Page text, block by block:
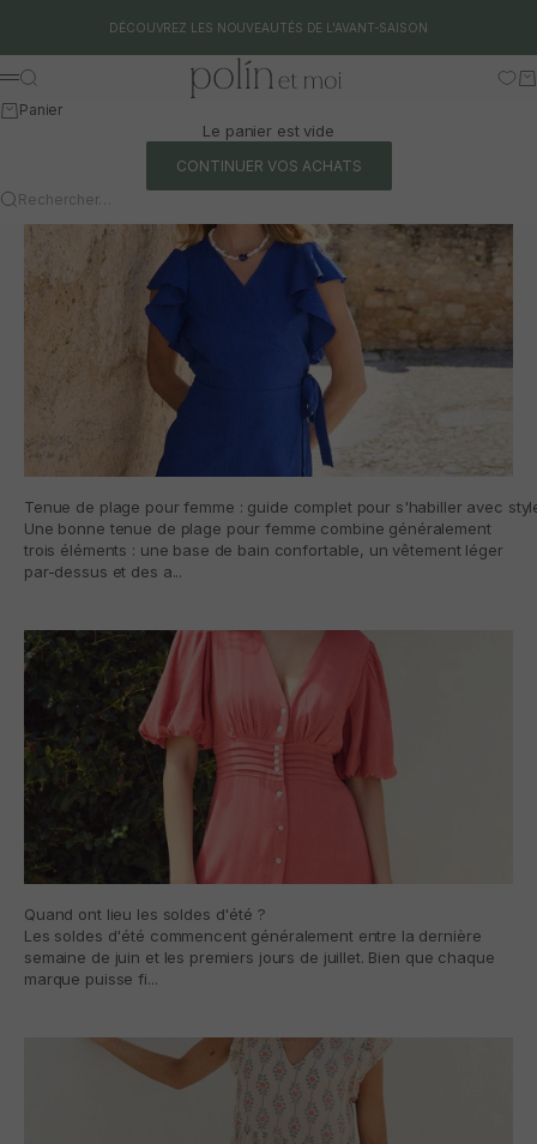
DÉCOUVREZ LES NOUVEAUTÉS DE L'AVANT-SAISON
Polín et moi
Menu
Rechercher
Panier
Le panier est vide
CONTINUER VOS ACHATS
Rechercher…
Tenue de plage pour femme : guide complet pour s'habiller avec
Une bonne tenue de plage pour femme combine généralement
trois éléments : une base de bain confortable, un vêtement léger
par-dessus et des a...
Quand ont lieu les soldes d'été ?
Les soldes d'été commencent généralement entre la dernière
semaine de juin et les premiers jours de juillet. Bien que chaque
marque puisse fi...